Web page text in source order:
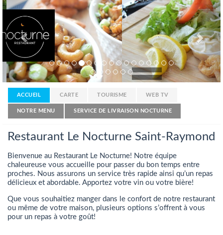
ACCUEIL CARTE TOURISME WEB TV
NOTRE MENU SERVICE DE LIVRAISON NOCTURNE
Restaurant Le Nocturne Saint-Raymond
Bienvenue au Restaurant Le Nocturne! Notre équipe
chaleureuse vous accueille pour passer du bon temps entre
proches. Nous assurons un service très rapide ainsi qu’un repas
délicieux et abordable. Apportez votre vin ou votre bière!
Que vous souhaitiez manger dans le confort de notre restaurant
ou même de votre maison, plusieurs options s’offrent à vous
pour un repas à votre goût!